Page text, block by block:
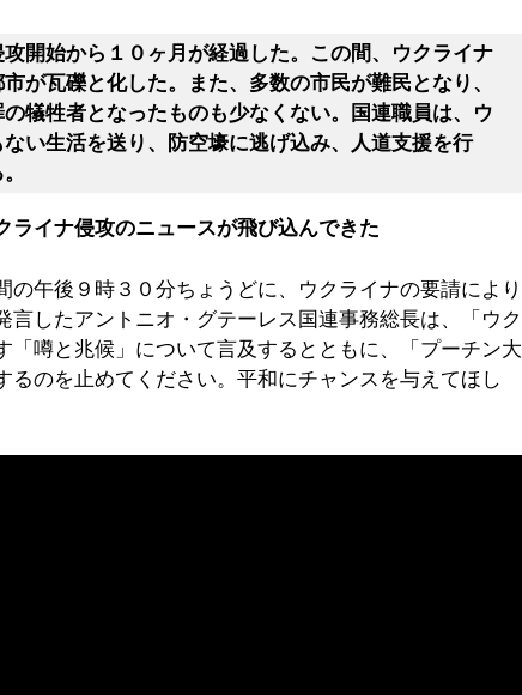
開始から１０ヶ月が経過した。この間、ウクライナ
が瓦礫と化した。また、多数の市民が難民となり、
犠牲者となったものも少なくない。国連職員は、ウ
い生活を送り、防空壕に逃げ込み、人道支援を行
ライナ侵攻のニュースが飛び込んできた
の午後９時３０分ちょうどに、ウクライナの要請により
したアントニオ・グテーレス国連事務総長は、「ウク
「噂と兆候」について言及するとともに、「プーチン大
のを止めてください。平和にチャンスを与えてほし